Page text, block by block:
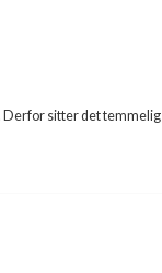
Derfor sitter det